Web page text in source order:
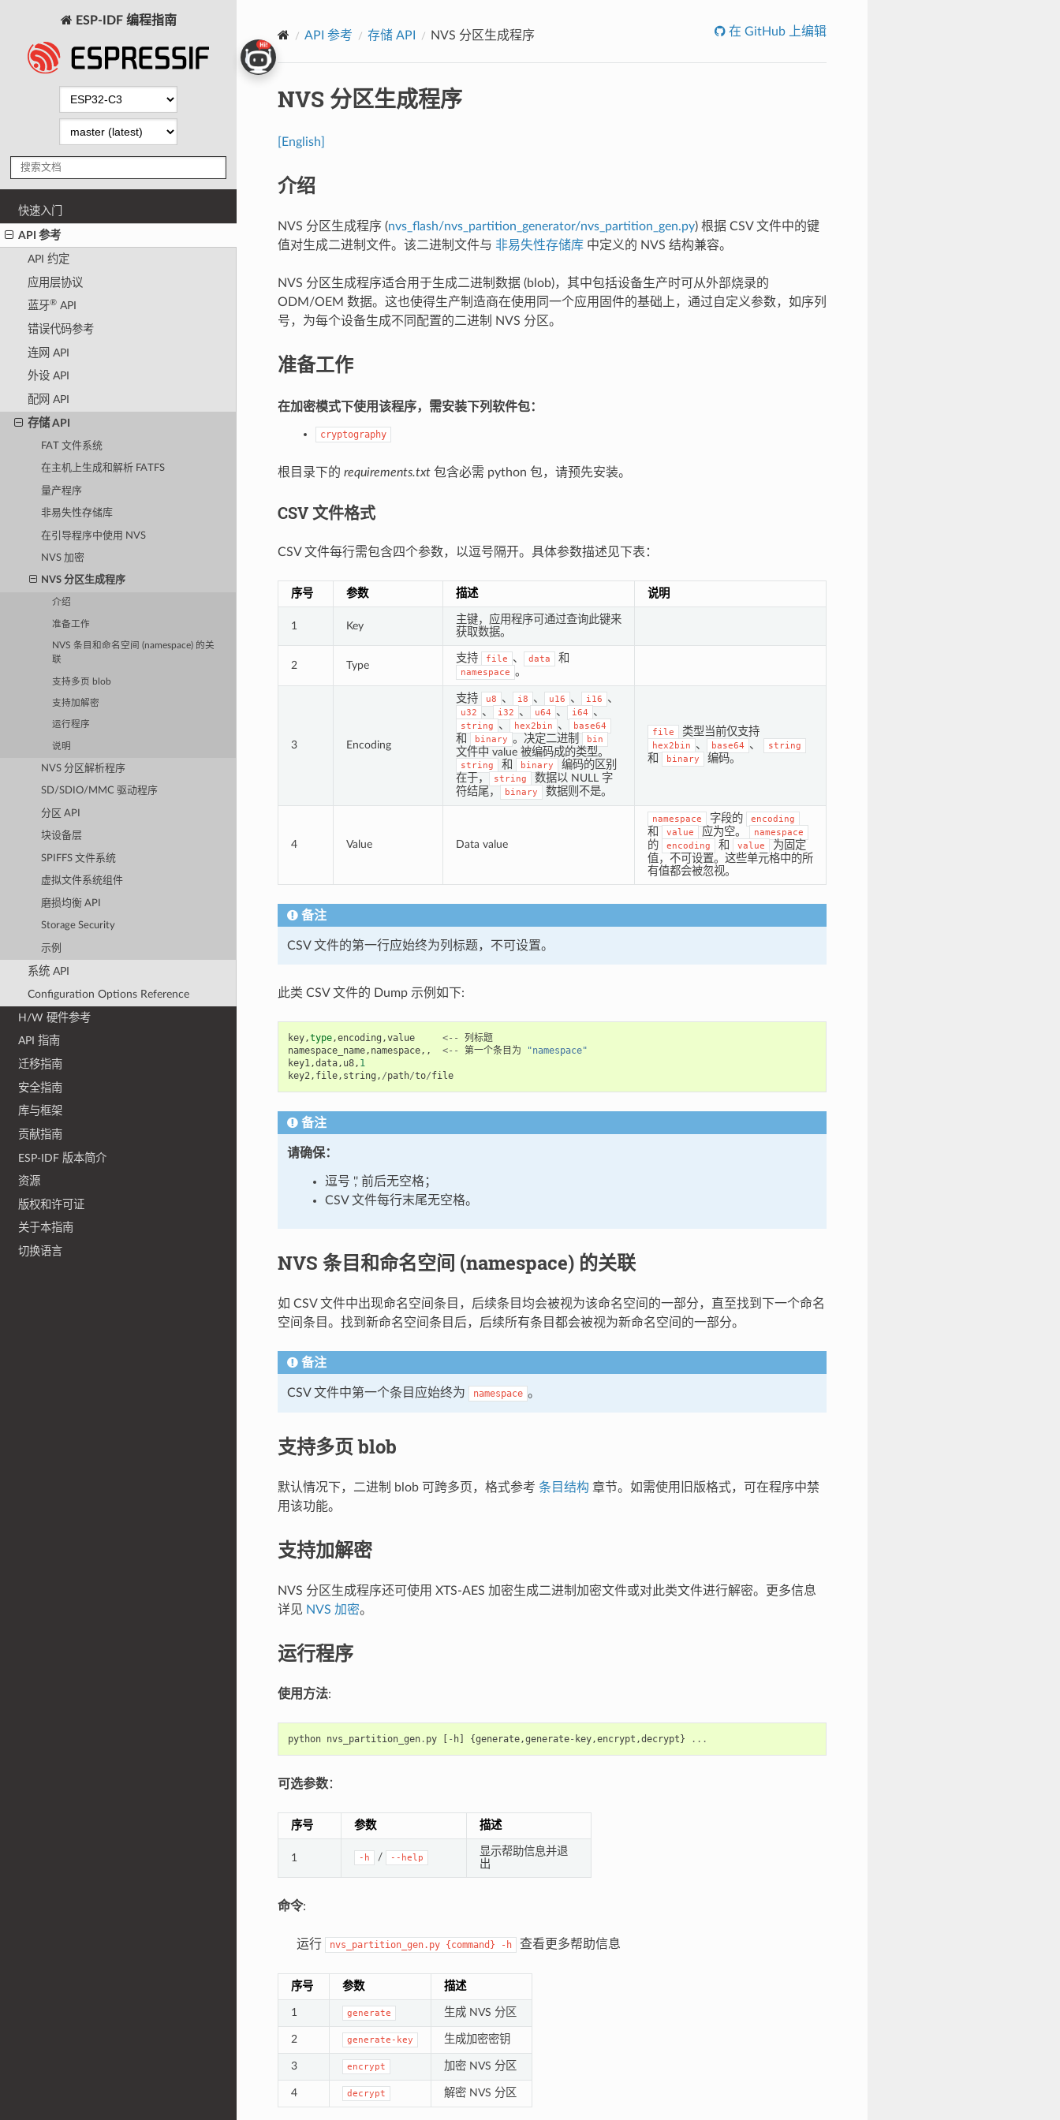
ESP-IDF 编程指南
快速入门
API 参考
API 约定
应用层协议
蓝牙®API
错误代码参考
连网 API
外设 API
配网 API
存储 API
FAT 文件系统
在主机上生成和解析 FATFS
量产程序
非易失性存储库
在引导程序中使用 NVS
NVS 加密
NVS 分区生成程序
介绍
准备工作
NVS 条目和命名空间 (namespace) 的关
联
支持多页 blob
支持加解密
运行程序
说明
NVS 分区解析程序
SD/SDIO/MMC 驱动程序
分区 API
块设备层
SPIFFS 文件系统
虚拟文件系统组件
磨损均衡 API
Storage Security
示例
系统 API
Configuration Options Reference
H/W 硬件参考
API 指南
迁移指南
安全指南
库与框架
贡献指南
ESP-IDF 版本简介
资源
版权和许可证
关于本指南
切换语言
API 参考 存储 API NVS 分区生成程序 在 GitHub 上编辑
NVS 分区生成程序
[English]
介绍
NVS 分区生成程序 (nvs_flash/nvs_partition_generator/nvs_partition_gen.py) 根据 CSV 文件中的键
值对生成二进制文件。该二进制文件与 非易失性存储库中定义的 NVS 结构兼容。
NVS 分区生成程序适合用于生成二进制数据 (blob)，其中包括设备生产时可从外部烧录的
ODM/OEM 数据。这也使得生产制造商在使用同一个应用固件的基础上，通过自定义参数，如序列
号，为每个设备生成不同配置的二进制 NVS 分区。
准备工作
在加密模式下使用该程序，需安装下列软件包：
cryptography
根目录下的 requirements.txt包含必需 python 包，请预先安装。
CSV 文件格式
CSV 文件每行需包含四个参数，以逗号隔开。具体参数描述见下表：
序号 参数 描述 说明
1 Key
主键，应用程序可通过查询此键来
获取数据。
2 Type
支持 file 、 data 和
namespace 。
3 Encoding
支持 u8 、 i8 、 u16 、 i16 、
u32 、 i32 、 u64 、 i64 、
string 、 hex2bin 、 base64
和 binary 。决定二进制 bin
文件中 value 被编码成的类型。
string 和 binary
编码的区别
在于，
string
数据以 NULL 字
符结尾，
binary 数据则不是。
file 类型当前仅支持
hex2bin 、 base64 、 string
和 binary 编码。
4 Value Data value
namespace 字段的 encoding
和 value 应为空。 namespace
的 encoding 和 value
为固定
值，不可设置。这些单元格中的所
有值都会被忽视。
备注
CSV 文件的第一行应始终为列标题，不可设置。
此类 CSV 文件的 Dump 示例如下:
key,type,encoding ,value <--
列标题
namespace_name, namespace,, <-- 第一个条目为
"namespace"
key1,data, u8, 1
key2, file, string , /path/to/file
备注
请确保：
逗号 ',' 前后无空格；
CSV 文件每行末尾无空格。
NVS 条目和命名空间 (namespace) 的关联
如 CSV 文件中出现命名空间条目，后续条目均会被视为该命名空间的一部分，直至找到下一个命名
空间条目。找到新命名空间条目后，后续所有条目都会被视为新命名空间的一部分。
备注
CSV 文件中第一个条目应始终为 namespace 。
支持多页 blob
默认情况下，二进制 blob 可跨多页，格式参考 条目结构 章节。如需使用旧版格式，可在程序中禁
用该功能。
支持加解密
NVS 分区生成程序还可使用 XTS-AES 加密生成二进制加密文件或对此类文件进行解密。更多信息
详见 NVS 加密。
运行程序
使用方法:
python nvs_partition_gen. py [ - h] {generate,generate- key,encrypt ,decrypt} ...
可选参数：
序号 参数 描述
1 -h / --help
显示帮助信息并退
出
命令:
运行 nvs_partition_gen.py {command} -h 查看更多帮助信息
序号 参数 描述
1 generate 生成 NVS 分区
2 generate-key 生成加密密钥
3 encrypt 加密 NVS 分区
4 decrypt 解密 NVS 分区